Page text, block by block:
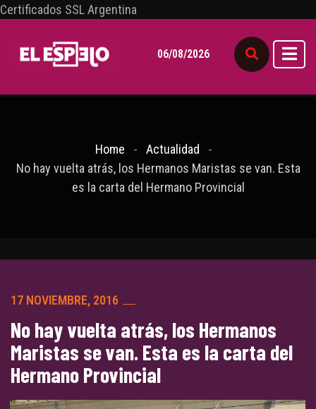
Certificados SSL Argentina
06/08/2026
Home
Actualidad
No hay vuelta atrás, los Hermanos Maristas se van. Esta
es la carta del Hermano Provincial
17 NOVIEMBRE, 2016
No hay vuelta atrás, los Hermanos
Maristas se van. Esta es la carta del
Hermano Provincial